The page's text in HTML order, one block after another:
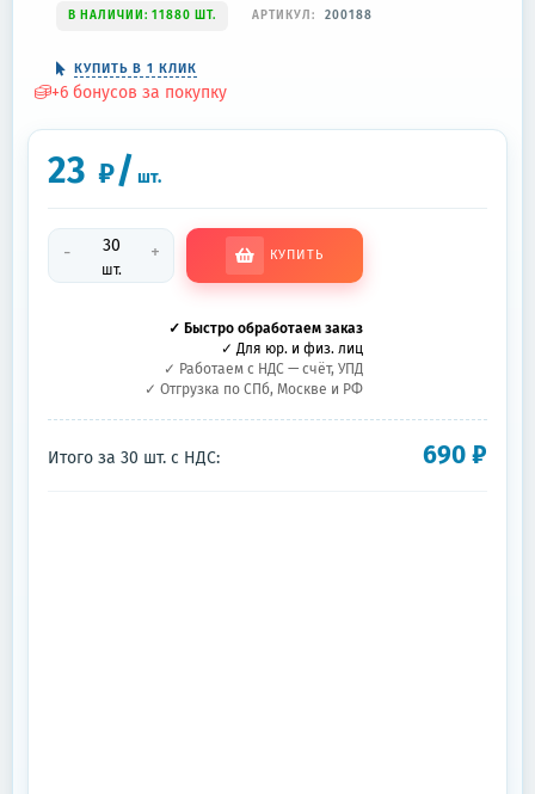
В НАЛИЧИИ: 11880 ШТ. АРТИКУЛ: 200188
КУПИТЬ В 1 КЛИК
+6 бонусов за покупку
23 ₽/ шт.
-
шт.
+ КУПИТЬ
✓ Быстро обработаем заказ
✓ Для юр. и физ. лиц
✓ Работаем с НДС — счёт, УПД
✓ Отгрузка по СПб, Москве и РФ
Итого за 30 шт. с НДС: 690₽